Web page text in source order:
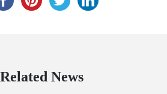
Related News